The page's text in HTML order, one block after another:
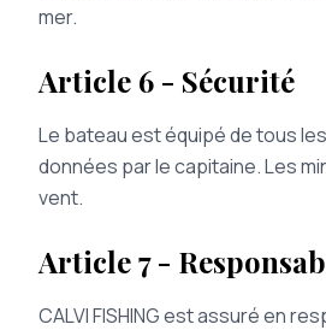
mer.
Article 6 - Sécurité
Le bateau est équipé de tous
données par le capitaine. Les
vent.
Article 7 -
CALVI FISHING est assuré en